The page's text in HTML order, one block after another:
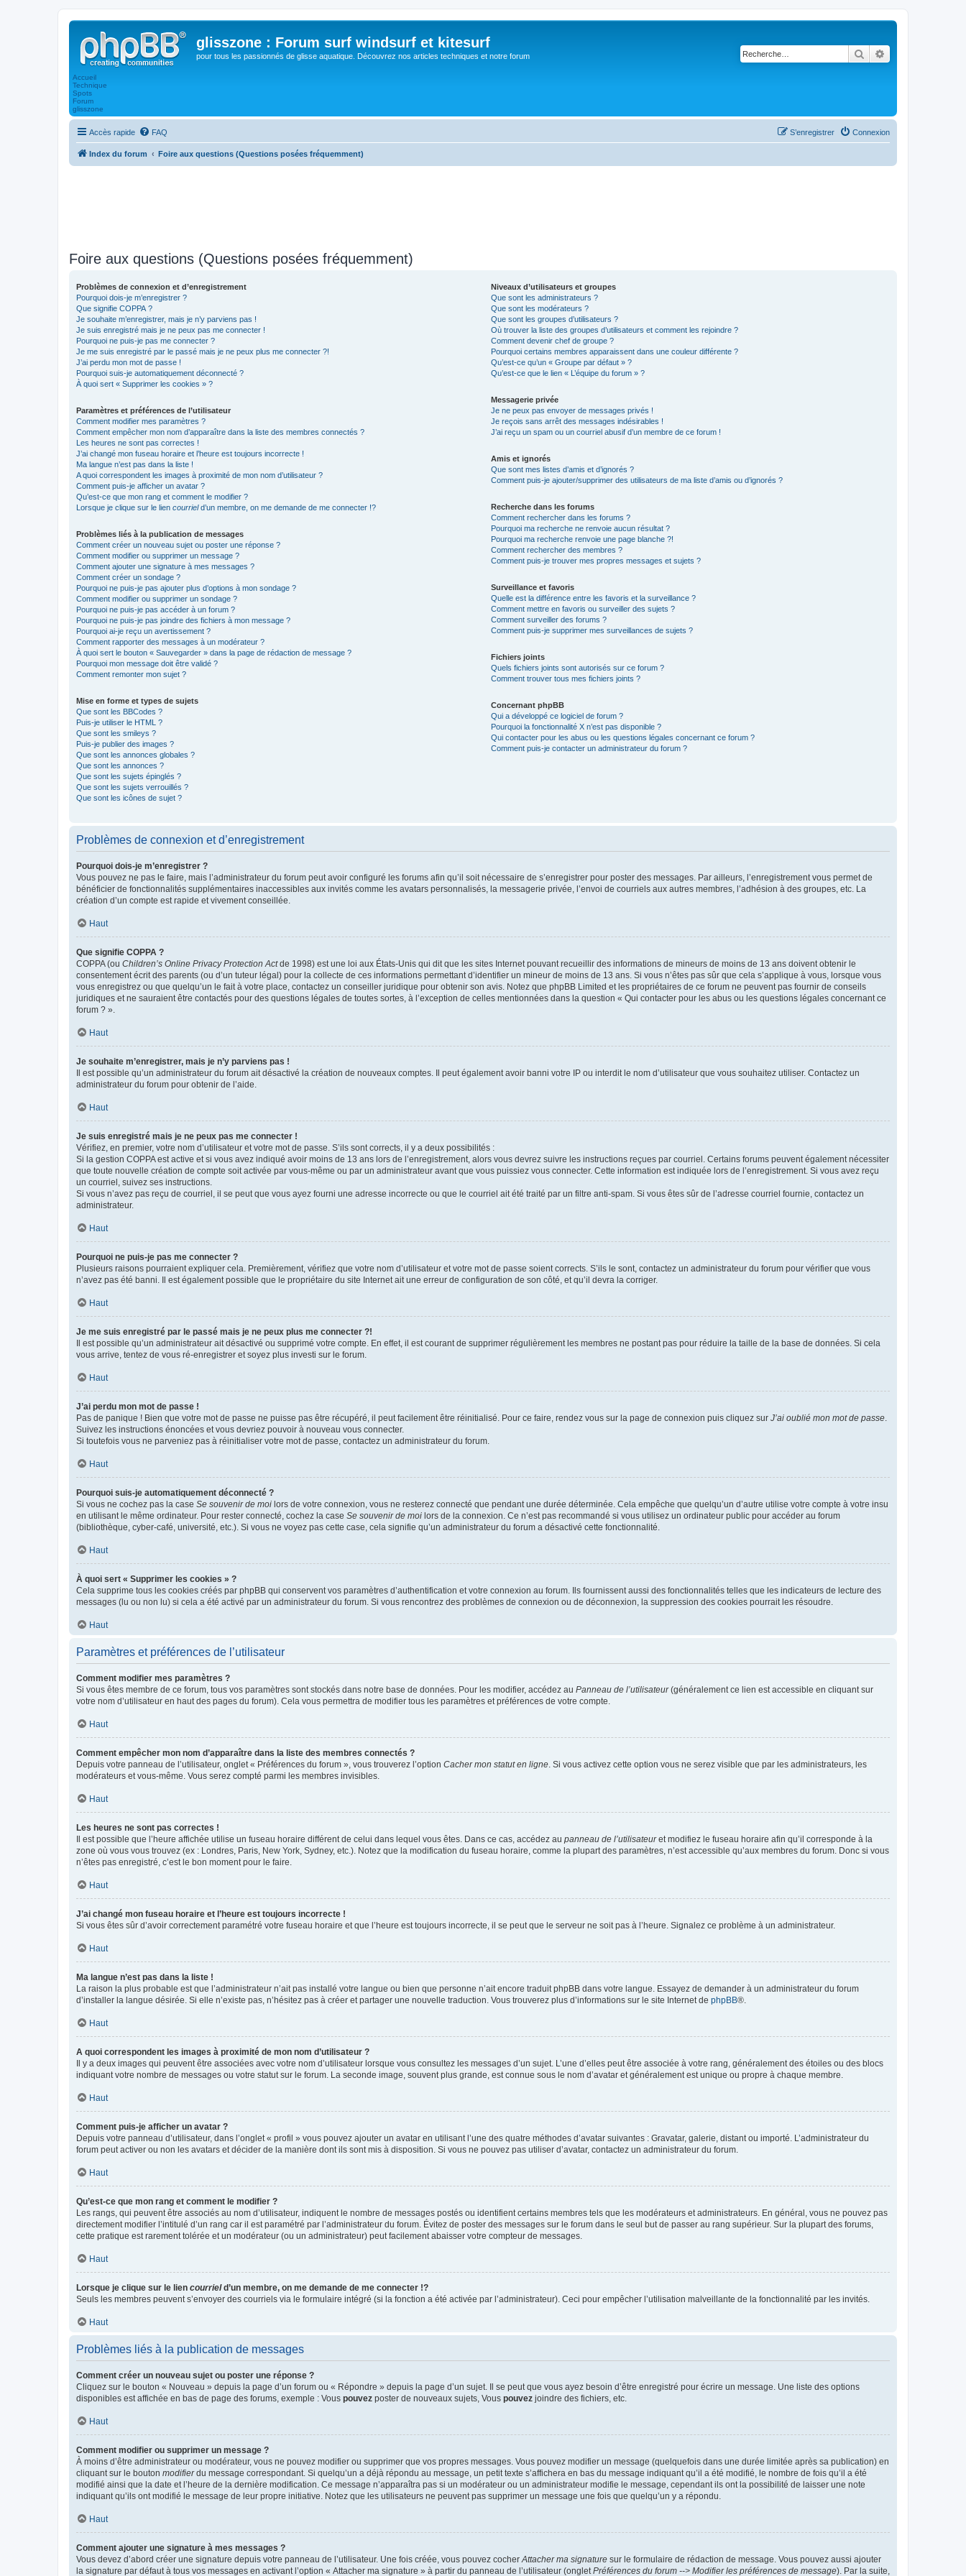
glisszone : Forum surf windsurf et kitesurf
pour tous les passionnés de glisse aquatique. Découvrez nos articles techniques et notre forum
Accueil
Technique
Spots
Forum
glisszone
Rechercher
Accès rapide FAQ Connexion
S’enregistrer
Index du forum Foire aux questions (Questions posées fréquemment)
Foire aux questions (Questions posées fréquemment)
Problèmes de connexion et d’enregistrement
Pourquoi dois-je m’enregistrer ?
Que signifie COPPA ?
Je souhaite m’enregistrer, mais je n’y parviens pas !
Je suis enregistré mais je ne peux pas me connecter !
Pourquoi ne puis-je pas me connecter ?
Je me suis enregistré par le passé mais je ne peux plus me connecter ?!
J’ai perdu mon mot de passe !
Pourquoi suis-je automatiquement déconnecté ?
À quoi sert « Supprimer les cookies » ?
Paramètres et préférences de l’utilisateur
Comment modifier mes paramètres ?
Comment empêcher mon nom d’apparaître dans la liste des membres connectés ?
Les heures ne sont pas correctes !
J’ai changé mon fuseau horaire et l’heure est toujours incorrecte !
Ma langue n’est pas dans la liste !
A quoi correspondent les images à proximité de mon nom d’utilisateur ?
Comment puis-je afficher un avatar ?
Qu’est-ce que mon rang et comment le modifier ?
Lorsque je clique sur le lien courrield’un membre, on me demande de me connecter !?
Problèmes liés à la publication de messages
Comment créer un nouveau sujet ou poster une réponse ?
Comment modifier ou supprimer un message ?
Comment ajouter une signature à mes messages ?
Comment créer un sondage ?
Pourquoi ne puis-je pas ajouter plus d’options à mon sondage ?
Comment modifier ou supprimer un sondage ?
Pourquoi ne puis-je pas accéder à un forum ?
Pourquoi ne puis-je pas joindre des fichiers à mon message ?
Pourquoi ai-je reçu un avertissement ?
Comment rapporter des messages à un modérateur ?
À quoi sert le bouton « Sauvegarder » dans la page de rédaction de message ?
Pourquoi mon message doit être validé ?
Comment remonter mon sujet ?
Mise en forme et types de sujets
Que sont les BBCodes ?
Puis-je utiliser le HTML ?
Que sont les smileys ?
Puis-je publier des images ?
Que sont les annonces globales ?
Que sont les annonces ?
Que sont les sujets épinglés ?
Que sont les sujets verrouillés ?
Que sont les icônes de sujet ?
Niveaux d’utilisateurs et groupes
Que sont les administrateurs ?
Que sont les modérateurs ?
Que sont les groupes d’utilisateurs ?
Où trouver la liste des groupes d’utilisateurs et comment les rejoindre ?
Comment devenir chef de groupe ?
Pourquoi certains membres apparaissent dans une couleur différente ?
Qu’est-ce qu’un « Groupe par défaut » ?
Qu’est-ce que le lien « L’équipe du forum » ?
Messagerie privée
Je ne peux pas envoyer de messages privés !
Je reçois sans arrêt des messages indésirables !
J’ai reçu un spam ou un courriel abusif d’un membre de ce forum !
Amis et ignorés
Que sont mes listes d’amis et d’ignorés ?
Comment puis-je ajouter/supprimer des utilisateurs de ma liste d’amis ou d’ignorés ?
Recherche dans les forums
Comment rechercher dans les forums ?
Pourquoi ma recherche ne renvoie aucun résultat ?
Pourquoi ma recherche renvoie une page blanche ?!
Comment rechercher des membres ?
Comment puis-je trouver mes propres messages et sujets ?
Surveillance et favoris
Quelle est la différence entre les favoris et la surveillance ?
Comment mettre en favoris ou surveiller des sujets ?
Comment surveiller des forums ?
Comment puis-je supprimer mes surveillances de sujets ?
Fichiers joints
Quels fichiers joints sont autorisés sur ce forum ?
Comment trouver tous mes fichiers joints ?
Concernant phpBB
Qui a développé ce logiciel de forum ?
Pourquoi la fonctionnalité X n’est pas disponible ?
Qui contacter pour les abus ou les questions légales concernant ce forum ?
Comment puis-je contacter un administrateur du forum ?
Problèmes de connexion et d’enregistrement
Pourquoi dois-je m’enregistrer ?
Vous pouvez ne pas le faire, mais l’administrateur du forum peut avoir configuré les forums afin qu’il soit nécessaire de s’enregistrer pour poster des messages. Par ailleurs, l’enregistrement vous permet de
bénéficier de fonctionnalités supplémentaires inaccessibles aux invités comme les avatars personnalisés, la messagerie privée, l’envoi de courriels aux autres membres, l’adhésion à des groupes, etc. La
création d’un compte est rapide et vivement conseillée.
Haut
Que signifie COPPA ?
COPPA (ou Children’s Online Privacy Protection Actde 1998) est une loi aux États-Unis qui dit que les sites Internet pouvant recueillir des informations de mineurs de moins de 13 ans doivent obtenir le
consentement écrit des parents (ou d’un tuteur légal) pour la collecte de ces informations permettant d’identifier un mineur de moins de 13 ans. Si vous n’êtes pas sûr que cela s’applique à vous, lorsque vous
vous enregistrez ou que quelqu’un le fait à votre place, contactez un conseiller juridique pour obtenir son avis. Notez que phpBB Limited et les propriétaires de ce forum ne peuvent pas fournir de conseils
juridiques et ne sauraient être contactés pour des questions légales de toutes sortes, à l’exception de celles mentionnées dans la question « Qui contacter pour les abus ou les questions légales concernant ce
forum ? ».
Haut
Je souhaite m’enregistrer, mais je n’y parviens pas !
Il est possible qu’un administrateur du forum ait désactivé la création de nouveaux comptes. Il peut également avoir banni votre IP ou interdit le nom d’utilisateur que vous souhaitez utiliser. Contactez un
administrateur du forum pour obtenir de l’aide.
Haut
Je suis enregistré mais je ne peux pas me connecter !
Vérifiez, en premier, votre nom d’utilisateur et votre mot de passe. S’ils sont corrects, il y a deux possibilités :
Si la gestion COPPA est active et si vous avez indiqué avoir moins de 13 ans lors de l’enregistrement, alors vous devrez suivre les instructions reçues par courriel. Certains forums peuvent également nécessiter
que toute nouvelle création de compte soit activée par vous-même ou par un administrateur avant que vous puissiez vous connecter. Cette information est indiquée lors de l’enregistrement. Si vous avez reçu
un courriel, suivez ses instructions.
Si vous n’avez pas reçu de courriel, il se peut que vous ayez fourni une adresse incorrecte ou que le courriel ait été traité par un filtre anti-spam. Si vous êtes sûr de l’adresse courriel fournie, contactez un
administrateur.
Haut
Pourquoi ne puis-je pas me connecter ?
Plusieurs raisons pourraient expliquer cela. Premièrement, vérifiez que votre nom d’utilisateur et votre mot de passe soient corrects. S’ils le sont, contactez un administrateur du forum pour vérifier que vous
n’avez pas été banni. Il est également possible que le propriétaire du site Internet ait une erreur de configuration de son côté, et qu’il devra la corriger.
Haut
Je me suis enregistré par le passé mais je ne peux plus me connecter ?!
Il est possible qu’un administrateur ait désactivé ou supprimé votre compte. En effet, il est courant de supprimer régulièrement les membres ne postant pas pour réduire la taille de la base de données. Si cela
vous arrive, tentez de vous ré-enregistrer et soyez plus investi sur le forum.
Haut
J’ai perdu mon mot de passe !
Pas de panique ! Bien que votre mot de passe ne puisse pas être récupéré, il peut facilement être réinitialisé. Pour ce faire, rendez vous sur la page de connexion puis cliquez sur J’ai oublié mon mot de passe
Suivez les instructions énoncées et vous devriez pouvoir à nouveau vous connecter.
Si toutefois vous ne parveniez pas à réinitialiser votre mot de passe, contactez un administrateur du forum.
Haut
Pourquoi suis-je automatiquement déconnecté ?
Si vous ne cochez pas la case Se souvenir de moi lors de votre connexion, vous ne resterez connecté que pendant une durée déterminée. Cela empêche que quelqu’un d’autre utilise votre compte à votre insu
en utilisant le même ordinateur. Pour rester connecté, cochez la case Se souvenir de moi lors de la connexion. Ce n’est pas recommandé si vous utilisez un ordinateur public pour accéder au forum
(bibliothèque, cyber-café, université, etc.). Si vous ne voyez pas cette case, cela signifie qu’un administrateur du forum a désactivé cette fonctionnalité.
Haut
À quoi sert « Supprimer les cookies » ?
Cela supprime tous les cookies créés par phpBB qui conservent vos paramètres d’authentification et votre connexion au forum. Ils fournissent aussi des fonctionnalités telles que les indicateurs de lecture des
messages (lu ou non lu) si cela a été activé par un administrateur du forum. Si vous rencontrez des problèmes de connexion ou de déconnexion, la suppression des cookies pourrait les résoudre.
Haut
Paramètres et préférences de l’utilisateur
Comment modifier mes paramètres ?
Si vous êtes membre de ce forum, tous vos paramètres sont stockés dans notre base de données. Pour les modifier, accédez au Panneau de l’utilisateur(généralement ce lien est accessible en cliquant sur
votre nom d’utilisateur en haut des pages du forum). Cela vous permettra de modifier tous les paramètres et préférences de votre compte.
Haut
Comment empêcher mon nom d’apparaître dans la liste des membres connectés ?
Depuis votre panneau de l’utilisateur, onglet « Préférences du forum », vous trouverez l’option Cacher mon statut en ligne . Si vous activez cette option vous ne serez visible que par les administrateurs, les
modérateurs et vous-même. Vous serez compté parmi les membres invisibles.
Haut
Les heures ne sont pas correctes !
Il est possible que l’heure affichée utilise un fuseau horaire différent de celui dans lequel vous êtes. Dans ce cas, accédez au panneau de l’utilisateuret modifiez le fuseau horaire afin qu’il corresponde à la
zone où vous vous trouvez (ex : Londres, Paris, New York, Sydney, etc.). Notez que la modification du fuseau horaire, comme la plupart des paramètres, n’est accessible qu’aux membres du forum. Donc si vous
n’êtes pas enregistré, c’est le bon moment pour le faire.
Haut
J’ai changé mon fuseau horaire et l’heure est toujours incorrecte !
Si vous êtes sûr d’avoir correctement paramétré votre fuseau horaire et que l’heure est toujours incorrecte, il se peut que le serveur ne soit pas à l’heure. Signalez ce problème à un administrateur.
Haut
Ma langue n’est pas dans la liste !
La raison la plus probable est que l’administrateur n’ait pas installé votre langue ou bien que personne n’ait encore traduit phpBB dans votre langue. Essayez de demander à un administrateur du forum
d’installer la langue désirée. Si elle n’existe pas, n’hésitez pas à créer et partager une nouvelle traduction. Vous trouverez plus d’informations sur le site Internet de phpBB®.
Haut
A quoi correspondent les images à proximité de mon nom d’utilisateur ?
Il y a deux images qui peuvent être associées avec votre nom d’utilisateur lorsque vous consultez les messages d’un sujet. L’une d’elles peut être associée à votre rang, généralement des étoiles ou des blocs
indiquant votre nombre de messages ou votre statut sur le forum. La seconde image, souvent plus grande, est connue sous le nom d’avatar et généralement est unique ou propre à chaque membre.
Haut
Comment puis-je afficher un avatar ?
Depuis votre panneau d’utilisateur, dans l’onglet « profil » vous pouvez ajouter un avatar en utilisant l’une des quatre méthodes d’avatar suivantes : Gravatar, galerie, distant ou importé. L’administrateur du
forum peut activer ou non les avatars et décider de la manière dont ils sont mis à disposition. Si vous ne pouvez pas utiliser d’avatar, contactez un administrateur du forum.
Haut
Qu’est-ce que mon rang et comment le modifier ?
Les rangs, qui peuvent être associés au nom d’utilisateur, indiquent le nombre de messages postés ou identifient certains membres tels que les modérateurs et administrateurs. En général, vous ne pouvez pas
directement modifier l’intitulé d’un rang car il est paramétré par l’administrateur du forum. Évitez de poster des messages sur le forum dans le seul but de passer au rang supérieur. Sur la plupart des forums,
cette pratique est rarement tolérée et un modérateur (ou un administrateur) peut facilement abaisser votre compteur de messages.
Haut
Lorsque je clique sur le lien courrield’un membre, on me demande de me connecter !?
Seuls les membres peuvent s’envoyer des courriels via le formulaire intégré (si la fonction a été activée par l’administrateur). Ceci pour empêcher l’utilisation malveillante de la fonctionnalité par les invités.
Haut
Problèmes liés à la publication de messages
Comment créer un nouveau sujet ou poster une réponse ?
Cliquez sur le bouton « Nouveau » depuis la page d’un forum ou « Répondre » depuis la page d’un sujet. Il se peut que vous ayez besoin d’être enregistré pour écrire un message. Une liste des options
disponibles est affichée en bas de page des forums, exemple : Vous pouvez poster de nouveaux sujets, Vous pouvez joindre des fichiers, etc.
Haut
Comment modifier ou supprimer un message ?
À moins d’être administrateur ou modérateur, vous ne pouvez modifier ou supprimer que vos propres messages. Vous pouvez modifier un message (quelquefois dans une durée limitée après sa publication) en
cliquant sur le bouton modifierdu message correspondant. Si quelqu’un a déjà répondu au message, un petit texte s’affichera en bas du message indiquant qu’il a été modifié, le nombre de fois qu’il a été
modifié ainsi que la date et l’heure de la dernière modification. Ce message n’apparaîtra pas si un modérateur ou un administrateur modifie le message, cependant ils ont la possibilité de laisser une note
indiquant qu’ils ont modifié le message de leur propre initiative. Notez que les utilisateurs ne peuvent pas supprimer un message une fois que quelqu’un y a répondu.
Haut
Comment ajouter une signature à mes messages ?
Vous devez d’abord créer une signature depuis votre panneau de l’utilisateur. Une fois créée, vous pouvez cocher Attacher ma signature sur le formulaire de rédaction de message. Vous pouvez aussi ajouter
la signature par défaut à tous vos messages en activant l’option « Attacher ma signature » à partir du panneau de l’utilisateur (onglet Préférences du forum --> Modifier les préférences de message). Par la suite,